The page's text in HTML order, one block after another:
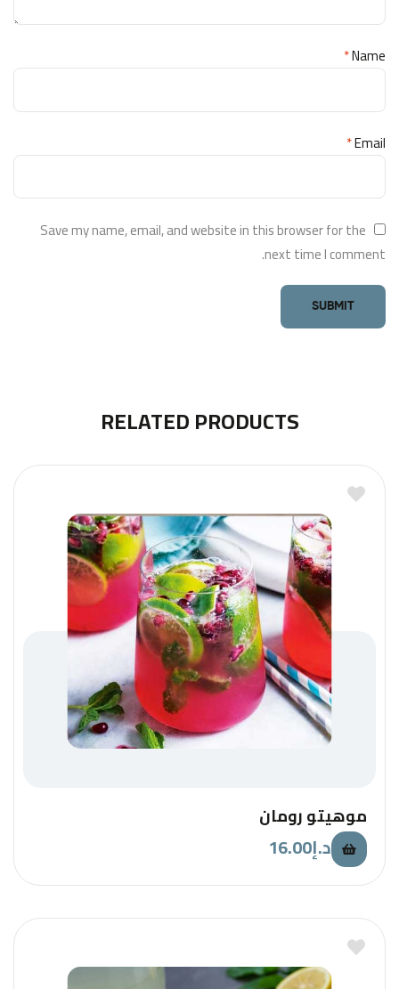
Name
*
Email
*
Save my name, email, and website in this browser for the
next time I comment.
RELATED PRODUCTS
موهيتو رومان
د.إ16.00